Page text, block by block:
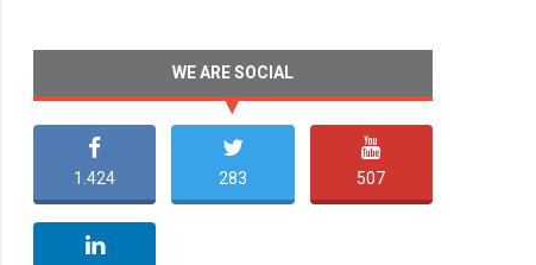
WE ARE SOCIAL
1.424 283 507